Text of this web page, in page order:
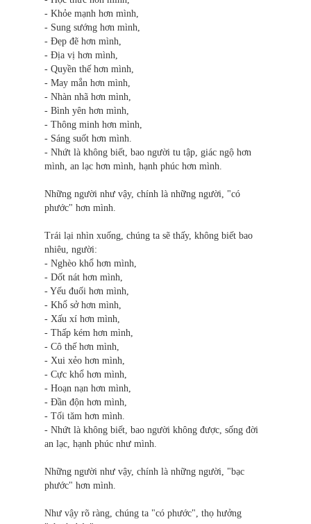
- Khỏe mạnh hơn mình,
- Sung sướng hơn mình,
- Đẹp đẽ hơn mình,
- Địa vị hơn mình,
- Quyền thế hơn mình,
- May mắn hơn mình,
- Nhàn nhã hơn mình,
- Bình yên hơn mình,
- Thông minh hơn mình,
- Sáng suốt hơn mình.
- Nhứt là không biết, bao người tu tập, giác ngộ hơn
mình, an lạc hơn mình, hạnh phúc hơn mình.
Những người như vậy, chính là những người, "có
phước" hơn mình.
Trái lại nhìn xuống, chúng ta sẽ thấy, không biết bao
nhiêu, người:
- Nghèo khổ hơn mình,
- Dốt nát hơn mình,
- Yếu đuối hơn mình,
- Khổ sở hơn mình,
- Xấu xí hơn mình,
- Thấp kém hơn mình,
- Cô thế hơn mình,
- Xui xẻo hơn mình,
- Cực khổ hơn mình,
- Hoạn nạn hơn mình,
- Đần độn hơn mình,
- Tối tăm hơn mình.
- Nhứt là không biết, bao người không được, sống đời
an lạc, hạnh phúc như mình.
Những người như vậy, chính là những người, "bạc
phước" hơn mình.
Như vậy rõ ràng, chúng ta "có phước", thọ hưởng